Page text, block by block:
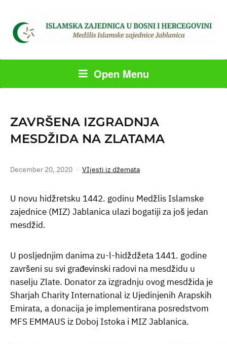
Open Menu
ZAVRŠENA IZGRADNJA
MESDŽIDA NA ZLATAMA
December 20, 2020 VIjesti iz džemata
U novu hidžretsku 1442. godinu Medžlis Islamske
zajednice (MIZ) Jablanica ulazi bogatiji za još jedan
mesdžid.
U posljednjim danima zu-l-hidždžeta 1441. godine
završeni su svi građevinski radovi na mesdžidu u
naselju Zlate. Donator za izgradnju ovog mesdžida je
Sharjah Charity International iz Ujedinjenih Arapskih
Emirata, a donacija je implementirana posredstvom
MFS EMMAUS iz Doboj Istoka i MIZ Jablanica.